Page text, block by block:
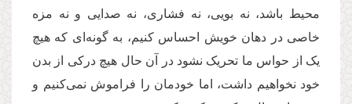
محیط باشد، نه بویی، نه فشاری، نه صدایی و نه مزه
خاصی در دهان خویش احساس کنیم، به گونه‌ای که هیچ
یک از حواس ما تحریک نشود در آن حال هیچ درکی از بدن
خود نخواهیم داشت، اما خودمان را فراموش نمی‌کنیم و